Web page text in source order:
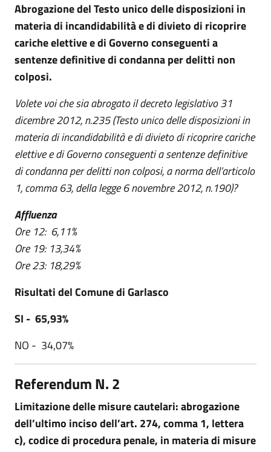
Abrogazione del Testo unico delle disposizioni in
materia di incandidabilità e di divieto di ricoprire
cariche elettive e di Governo conseguenti a
sentenze definitive di condanna per delitti non
colposi.
Volete voi che sia abrogato il decreto legislativo 31
dicembre 2012, n.235 (Testo unico delle disposizioni in
materia di incandidabilità e di divieto di ricoprire cariche
elettive e di Governo conseguenti a sentenze definitive
di condanna per delitti non colposi, a norma dell’articolo
1, comma 63, della legge 6 novembre 2012, n.190)?
Affluenza
Ore 12: 6,11%
Ore 19: 13,34%
Ore 23: 18,29%
Risultati del Comune di Garlasco
SI - 65,93%
NO - 34,07%
Referendum N. 2
Limitazione delle misure cautelari: abrogazione
dell’ultimo inciso dell’art. 274, comma 1, lettera
c), codice di procedura penale, in materia di misure